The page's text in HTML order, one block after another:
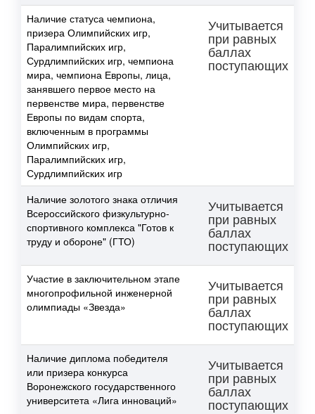
Наличие статуса чемпиона,
призера Олимпийских игр,
Паралимпийских игр,
Сурдлимпийских игр, чемпиона
мира, чемпиона Европы, лица,
занявшего первое место на
первенстве мира, первенстве
Европы по видам спорта,
включенным в программы
Олимпийских игр,
Паралимпийских игр,
Сурдлимпийских игр
Учитывается
при равных
баллах
поступающих
Наличие золотого знака отличия
Всероссийского физкультурно-
спортивного комплекса "Готов к
труду и обороне" (ГТО)
Учитывается
при равных
баллах
поступающих
Участие в заключительном этапе
многопрофильной инженерной
олимпиады «Звезда»
Учитывается
при равных
баллах
поступающих
Наличие диплома победителя
или призера конкурса
Воронежского государственного
университета «Лига инноваций»
Учитывается
при равных
баллах
поступающих